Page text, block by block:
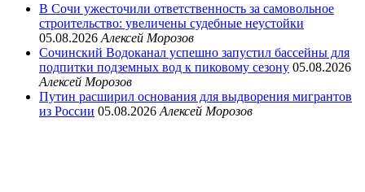
В Сочи ужесточили ответственность за самовольное
строительство: увеличены судебные неустойки
05.08.2026 Алексей Морозов
Сочинский Водоканал успешно запустил бассейны для
подпитки подземных вод к пиковому сезону 05.08.2026
Алексей Морозов
Путин расширил основания для выдворения мигрантов
из России 05.08.2026 Алексей Морозов